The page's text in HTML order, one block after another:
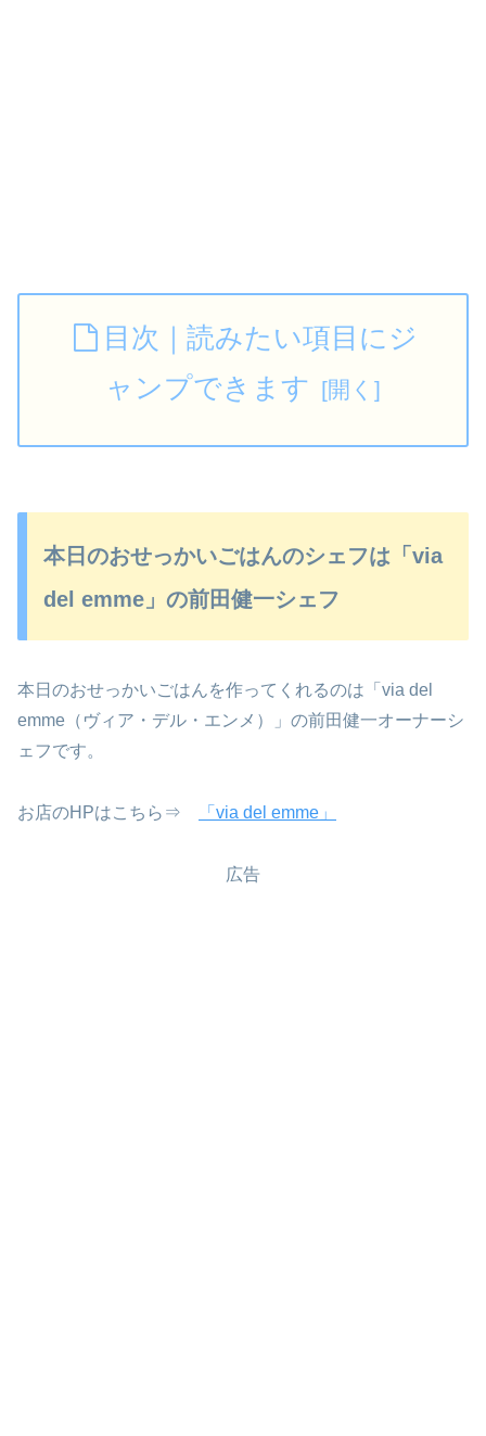
目次｜読みたい項目にジ
ャンプできます
本日のおせっかいごはんのシェフは「via
del emme」の前田健一シェフ
本日のおせっかいごはんを作ってくれるのは「via del
emme（ヴィア・デル・エンメ）」の前田健一オーナーシ
ェフです。
お店のHPはこちら⇒ 「via del emme」
広告